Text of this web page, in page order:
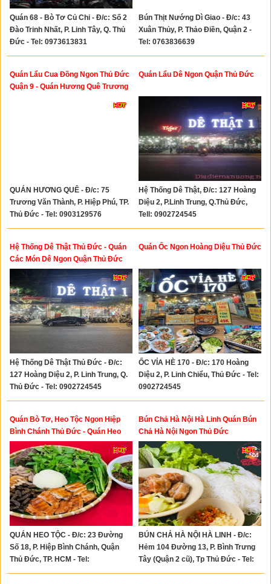
Quán 68 - Bò Tơ Củ Chi - Đ/c: Số 2
Đào Trinh Nhất, P. Linh Tây, Q. Thủ
Đức - Tel: 0973613831
Bún Thịt Nướng Dì Giao - Đ/c: 43
Xuân Thủy, P. Thảo Điền, Quận 2 -
Tel: 0763836639
Quán Lẩu Cua Đồng Ngon Thủ Đức
Quận 9 - Quán Hương Quê Trương
QUÁN HƯƠNG QUÊ - Đ/c: 75
Trương Văn Thành, P. Hiệp Phú, TP.
Thủ Đức - Tel: 0903129576
Quán Lẩu Dê Ngon Quận Thủ Đức
Hệ Thống Dê Thật, Đ/c: 127 Hoàng
Diệu 2, P.Linh Trung, Q.Thủ Đức,
Tell: 0902724545
Hệ Thống Dê Thật Thủ Đức - Quán
Các Món Dê Ngon Quận Thủ Đức
Hệ Thống Dê Thật Thủ Đức - Đ/c:
127 Hoàng Diệu 2, P. Linh Trung, Q.
Thủ Đức - Tel: 0902724545
Quán Ốc Ngon Hoàng Diệu Thủ Đức
ỐC VỈA HÈ 170 - Đ/c: 170 Hoàng
Diệu 2, P. Linh Chiểu, Thủ Đức - Tel:
0902724545
Quán Bò Tơ, Heo Tộc Ngon Hiệp
Bình Chánh Thủ Đức - Quán Heo
Tộc Lên Mẹt
QUÁN HEO TỘC - Đ/c: 23 Đường
Số 18, P. Hiệp Bình Chánh, Quận
Thủ Đức, TP. HCM - Tel:
0928363878 - 0988389861
Bún Chả Hà Nội Hà Linh Quán Bún
Chả Hà Nội Ngon Thủ Đức
BÚN CHẢ HÀ NỘI HÀ LINH - Đ/c:
Hẻm 104 Đường 13, P. Bình Trưng
Tây (Quận 2 cũ), Tp Thủ Đức - Tel:
0903755199 - 0942919933